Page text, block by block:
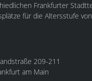
Frankfurter
für die Altersstufe
209-211
am Main